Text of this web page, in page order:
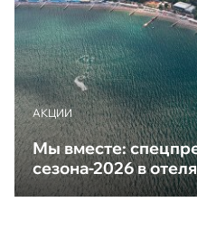
АКЦИИ
Мы вместе:
сезона-2026 в